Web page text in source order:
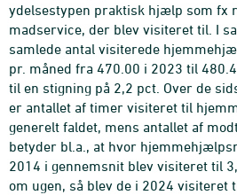
ydelsestypen praktisk hjælp som fx
madservice, der blev visiteret til. I
samlede antal visiterede
pr. måned fra 470.00 i 2023 til
til en stigning på 2,2 pct. Over de
er antallet af timer visiteret til
generelt faldet, mens antallet af
betyder bl.a., at hvor
2014 i gennemsnit blev visiteret til
om ugen, så blev de i 2024 visiteret